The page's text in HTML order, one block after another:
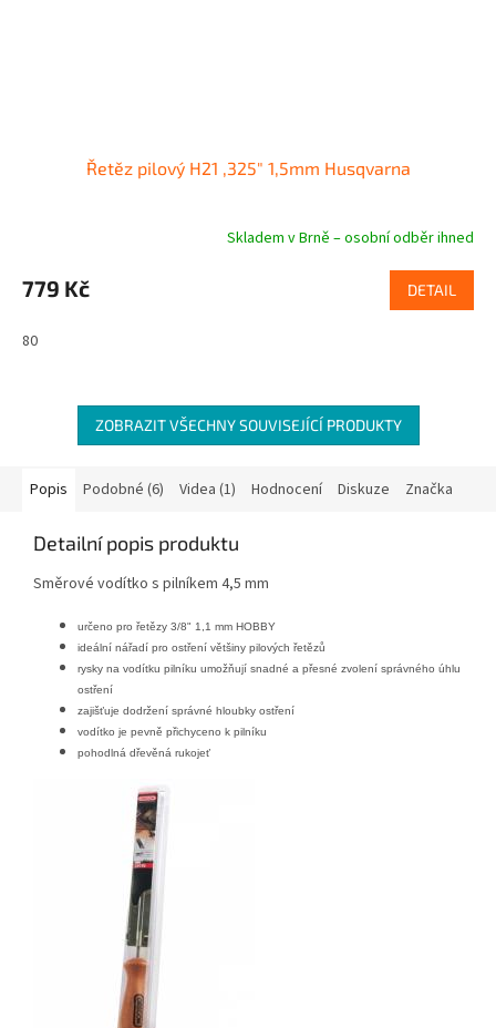
Řetěz pilový H21 ,325" 1,5mm Husqvarna
Skladem v Brně – osobní odběr ihned
779 Kč DETAIL
80
ZOBRAZIT VŠECHNY SOUVISEJÍCÍ PRODUKTY
Popis Podobné (6) Videa (1) Hodnocení Diskuze Značka
Detailní popis produktu
Směrové vodítko s pilníkem 4,5 mm
určeno pro řetězy 3/8" 1,1 mm HOBBY
ideální nářadí pro ostření většiny pilových řetězů
rysky na vodítku pilníku umožňují snadné a přesné zvolení správného úhlu
ostření
zajišťuje dodržení správné hloubky ostření
vodítko je pevně přichyceno k pilníku
pohodlná dřevěná rukojeť